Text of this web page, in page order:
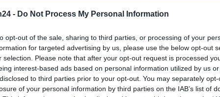
- Do Not Process My Personal Information
opt-out of the sale, sharing to third parties, or processing of your
for targeted advertising by us, please use the below opt-out
selection. Please note that after your opt-out request is processed
interest-based ads based on personal information utilized by us
to third parties prior to your opt-out. You may separately
of your personal information by third parties on the IAB’s list of
zich voorbereiden op het stilleggen van niet-
uren voordat de sluiting werkelijkheid kan
om de noodzakelijkeForm S-1aanvragen voor de
en hangt in belangrijke mate af van de duur van
sluitingen lange periodes kunnen duren, met de